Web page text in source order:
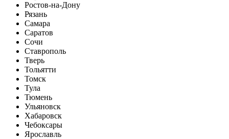
Ростов-на-Дону
Рязань
Самара
Саратов
Сочи
Ставрополь
Тверь
Тольятти
Томск
Тула
Тюмень
Ульяновск
Хабаровск
Чебоксары
Ярославль